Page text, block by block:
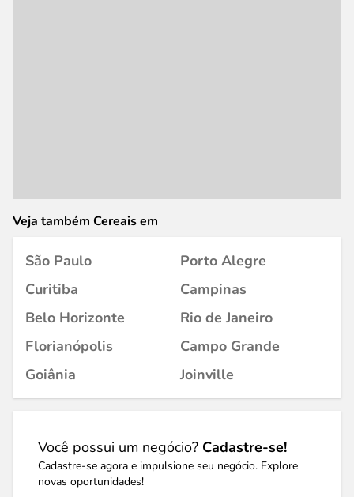
Veja também Cereais em
São Paulo
Porto Alegre
Curitiba
Campinas
Belo Horizonte
Rio de Janeiro
Florianópolis
Campo Grande
Goiânia
Joinville
Você possui um negócio? Cadastre-se!
Cadastre-se agora e impulsione seu negócio. Explore
novas oportunidades!